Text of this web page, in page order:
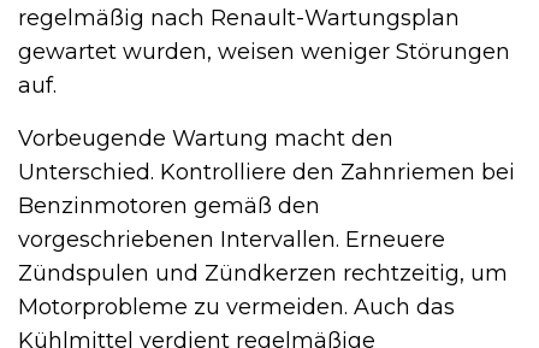
regelmäßig nach Renault-Wartungsplan
gewartet wurden, weisen weniger Störungen
auf.
Vorbeugende Wartung macht den
Unterschied. Kontrolliere den Zahnriemen bei
Benzinmotoren gemäß den
vorgeschriebenen Intervallen. Erneuere
Zündspulen und Zündkerzen rechtzeitig, um
Motorprobleme zu vermeiden. Auch das
Kühlmittel verdient regelmäßige